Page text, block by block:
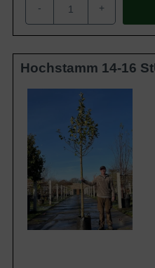
- +
Hochstamm 14-16